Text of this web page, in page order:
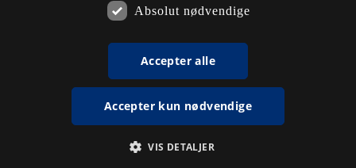
Absolut nødvendige
Accepter alle
Accepter kun nødvendige
VIS DETALJER